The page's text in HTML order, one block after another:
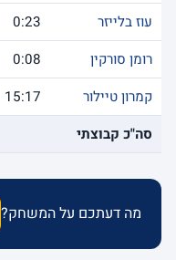
עוז בלייזר
0:23
רומן סורקין
0:08
קמרון טיילור
15:17
סה"כ קבוצתי
מה דעתכם על המשחק?